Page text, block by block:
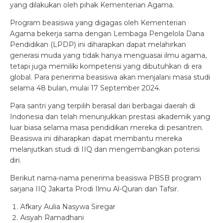
yang dilakukan oleh pihak Kementerian Agama.
Program beasiswa yang digagas oleh Kementerian
Agama bekerja sama dengan Lembaga Pengelola Dana
Pendidikan (LPDP) ini diharapkan dapat melahirkan
generasi muda yang tidak hanya menguasai ilmu agama,
tetapi juga memiliki kompetensi yang dibutuhkan di era
global. Para penerima beasiswa akan menjalani masa studi
selama 48 bulan, mulai 17 September 2024.
Para santri yang terpilih berasal dari berbagai daerah di
Indonesia dan telah menunjukkan prestasi akademik yang
luar biasa selama masa pendidikan mereka di pesantren.
Beasiswa ini diharapkan dapat membantu mereka
melanjutkan studi di IIQ dan mengembangkan potensi
diri.
Berikut nama-nama penerima beasiswa PBSB program
sarjana IIQ Jakarta Prodi Ilmu Al-Quran dan Tafsir.
Afkary Aulia Nasywa Siregar
Aisyah Ramadhani